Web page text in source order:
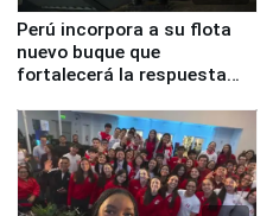
Perú incorpora a su flota
nuevo buque que
fortalecerá la respuesta